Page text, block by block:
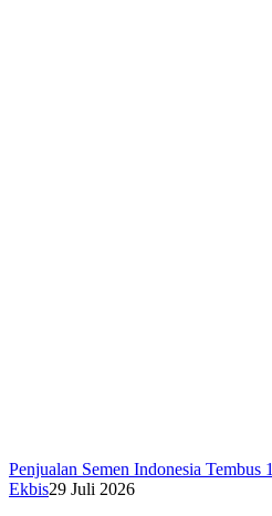
Penjualan Semen Indonesia Tembus
Ekbis29 Juli 2026